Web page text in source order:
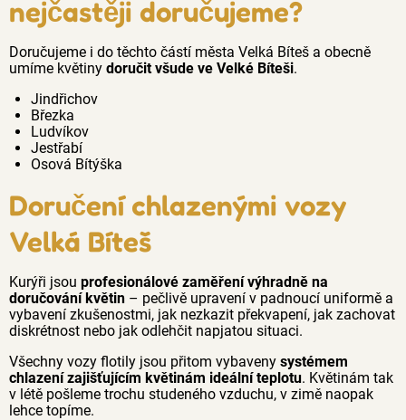
nejčastěji doručujeme?
Doručujeme i do těchto částí města Velká Bíteš a obecně
umíme květiny doručit všude ve Velké Bíteši.
Jindřichov
Březka
Ludvíkov
Jestřabí
Osová Bítýška
Doručení chlazenými vozy
Velká Bíteš
Kurýři jsou profesionálové zaměření výhradně na
doručování květin – pečlivě upravení v padnoucí uniformě a
vybavení zkušenostmi, jak nezkazit překvapení, jak zachovat
diskrétnost nebo jak odlehčit napjatou situaci.
Všechny vozy flotily jsou přitom vybaveny systémem
chlazení zajišťujícím květinám ideální teplotu. Květinám tak
v létě pošleme trochu studeného vzduchu, v zimě naopak
lehce topíme.